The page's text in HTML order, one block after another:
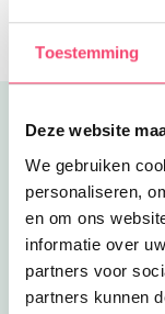
Toestemming
Deze website
We gebruiken
personaliseren,
en om ons
informatie over
partners voor
partners kunnen